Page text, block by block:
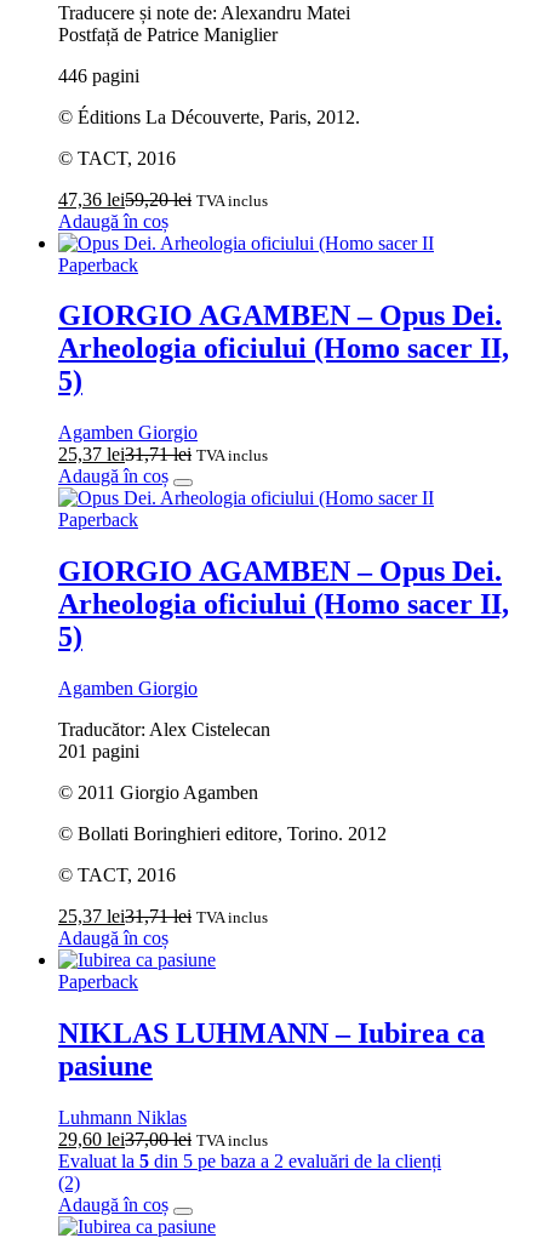
Traducere și note de: Alexandru Matei
Postfață de Patrice Maniglier
446 pagini
© Éditions La Découverte, Paris, 2012.
© TACT, 2016
47,36 lei59,20lei TVA inclus
Adaugă în coș
Paperback
GIORGIO AGAMBEN – Opus Dei.
Arheologia oficiului (Homo sacer II,
5)
Agamben Giorgio
25,37 lei31,71lei TVA inclus
Adaugă în coș
Paperback
GIORGIO AGAMBEN – Opus Dei.
Arheologia oficiului (Homo sacer II,
5)
Agamben Giorgio
Traducător: Alex Cistelecan
201 pagini
© 2011 Giorgio Agamben
© Bollati Boringhieri editore, Torino. 2012
© TACT, 2016
25,37 lei31,71lei TVA inclus
Adaugă în coș
Paperback
NIKLAS LUHMANN – Iubirea ca
pasiune
Luhmann Niklas
29,60 lei37,00lei TVA inclus
Evaluat la 5 din 5 pe baza a 2 evaluări de la clienți
(2)
Adaugă în coș